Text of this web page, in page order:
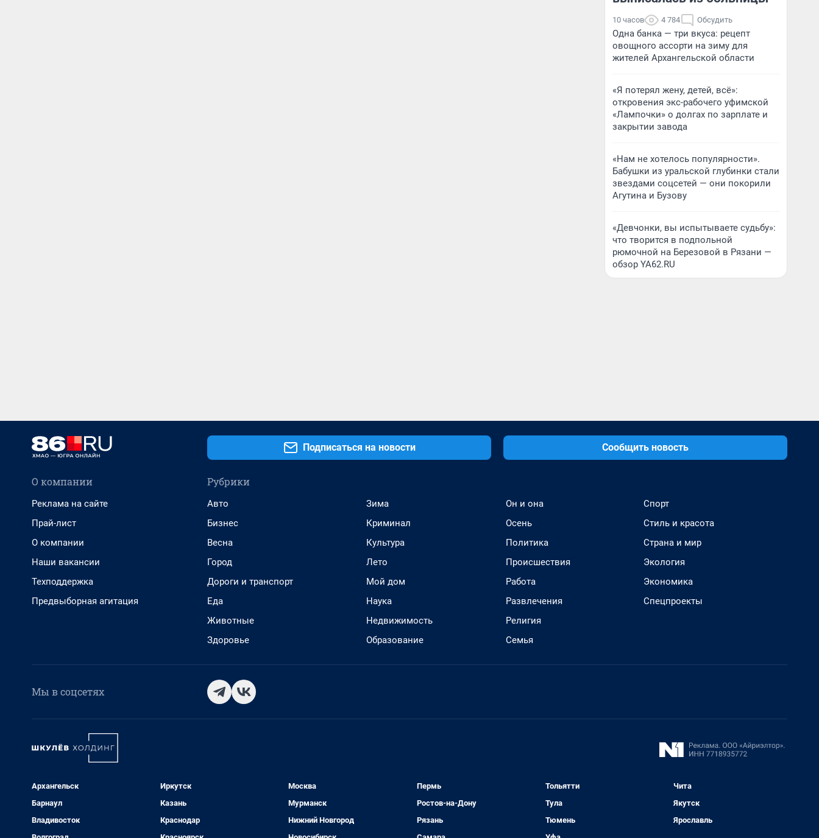
10 часов 4 784 Обсудить
Одна банка — три вкуса: рецепт
овощного ассорти на зиму для
жителей Архангельской области
«Я потерял жену, детей, всё»:
откровения экс-рабочего уфимской
«Лампочки» о долгах по зарплате и
закрытии завода
«Нам не хотелось популярности».
Бабушки из уральской глубинки стали
звездами соцсетей — они покорили
Агутина и Бузову
«Девчонки, вы испытываете судьбу»:
что творится в подпольной
рюмочной на Березовой в Рязани —
обзор YA62.RU
Подписаться на новости Сообщить новость
О компании
Реклама на сайте
Прай-лист
О компании
Наши вакансии
Техподдержка
Предвыборная агитация
Рубрики
Авто
Бизнес
Весна
Город
Дороги и транспорт
Еда
Животные
Здоровье
Зима
Криминал
Культура
Лето
Мой дом
Наука
Недвижимость
Образование
Он и она
Осень
Политика
Происшествия
Работа
Развлечения
Религия
Семья
Спорт
Стиль и красота
Страна и мир
Экология
Экономика
Спецпроекты
Мы в соцсетях
Архангельск
Барнаул
Владивосток
Иркутск
Казань
Краснодар
Москва
Мурманск
Нижний Новгород
Пермь
Ростов-на-Дону
Рязань
Тольятти
Тула
Тюмень
Чита
Якутск
Ярославль